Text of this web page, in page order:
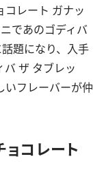
コレート ガナッ
であのゴディバ
題になり、入手
ザ タブレッ
いフレーバーが仲
ョコレート